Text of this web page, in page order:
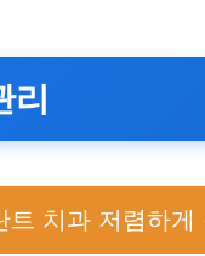
리
치과 저렴하게